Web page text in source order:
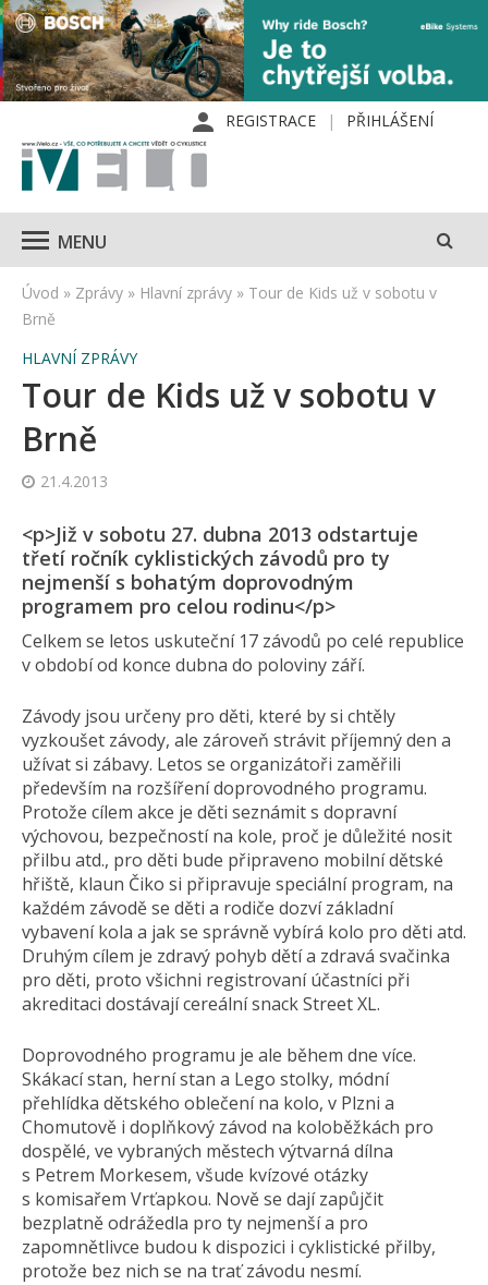
REGISTRACE PŘIHLÁŠENÍ
MENU
Úvod » Zprávy » Hlavní zprávy » Tour de Kids už v sobotu v
Brně
HLAVNÍ ZPRÁVY
Tour de Kids už v sobotu v
Brně
21.4.2013
<p>Již v sobotu 27. dubna 2013 odstartuje
třetí ročník cyklistických závodů pro ty
nejmenší s bohatým doprovodným
programem pro celou rodinu</p>
Celkem se letos uskuteční 17 závodů po celé republice
v období od konce dubna do poloviny září.
Závody jsou určeny pro děti, které by si chtěly
vyzkoušet závody, ale zároveň strávit příjemný den a
užívat si zábavy. Letos se organizátoři zaměřili
především na rozšíření doprovodného programu.
Protože cílem akce je děti seznámit s dopravní
výchovou, bezpečností na kole, proč je důležité nosit
přilbu atd., pro děti bude připraveno mobilní dětské
hřiště, klaun Čiko si připravuje speciální program, na
každém závodě se děti a rodiče dozví základní
vybavení kola a jak se správně vybírá kolo pro děti atd.
Druhým cílem je zdravý pohyb dětí a zdravá svačinka
pro děti, proto všichni registrovaní účastníci při
akreditaci dostávají cereální snack Street XL.
Doprovodného programu je ale během dne více.
Skákací stan, herní stan a Lego stolky, módní
přehlídka dětského oblečení na kolo, v Plzni a
Chomutově i doplňkový závod na koloběžkách pro
dospělé, ve vybraných městech výtvarná dílna
s Petrem Morkesem, všude kvízové otázky
s komisařem Vrťapkou. Nově se dají zapůjčit
bezplatně odrážedla pro ty nejmenší a pro
zapomnětlivce budou k dispozici i cyklistické přilby,
protože bez nich se na trať závodu nesmí.